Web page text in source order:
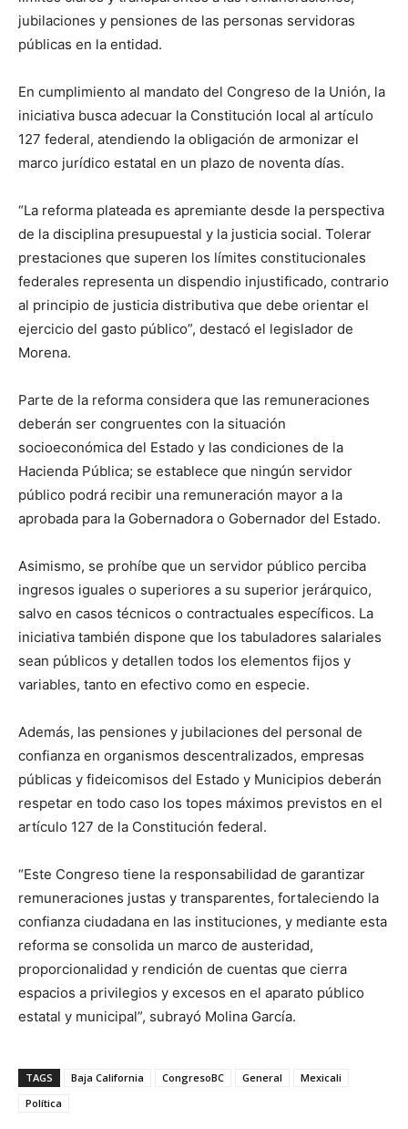
jubilaciones y pensiones de las personas servidoras
públicas en la entidad.
En cumplimiento al mandato del Congreso de la Unión, la
iniciativa busca adecuar la Constitución local al artículo
127 federal, atendiendo la obligación de armonizar el
marco jurídico estatal en un plazo de noventa días.
“La reforma plateada es apremiante desde la perspectiva
de la disciplina presupuestal y la justicia social. Tolerar
prestaciones que superen los límites constitucionales
federales representa un dispendio injustificado, contrario
al principio de justicia distributiva que debe orientar el
ejercicio del gasto público”, destacó el legislador de
Morena.
Parte de la reforma considera que las remuneraciones
deberán ser congruentes con la situación
socioeconómica del Estado y las condiciones de la
Hacienda Pública; se establece que ningún servidor
público podrá recibir una remuneración mayor a la
aprobada para la Gobernadora o Gobernador del Estado.
Asimismo, se prohíbe que un servidor público perciba
ingresos iguales o superiores a su superior jerárquico,
salvo en casos técnicos o contractuales específicos. La
iniciativa también dispone que los tabuladores salariales
sean públicos y detallen todos los elementos fijos y
variables, tanto en efectivo como en especie.
Además, las pensiones y jubilaciones del personal de
confianza en organismos descentralizados, empresas
públicas y fideicomisos del Estado y Municipios deberán
respetar en todo caso los topes máximos previstos en el
artículo 127 de la Constitución federal.
“Este Congreso tiene la responsabilidad de garantizar
remuneraciones justas y transparentes, fortaleciendo la
confianza ciudadana en las instituciones, y mediante esta
reforma se consolida un marco de austeridad,
proporcionalidad y rendición de cuentas que cierra
espacios a privilegios y excesos en el aparato público
estatal y municipal”, subrayó Molina García.
TAGS Baja California CongresoBC General
Mexicali
Política